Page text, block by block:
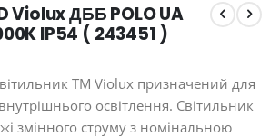
Violux ДББ POLO UA
IP54 ​( 243451​​ )
ТМ Violux призначений для
освітлення. Світильник
змінного струму з номінальною